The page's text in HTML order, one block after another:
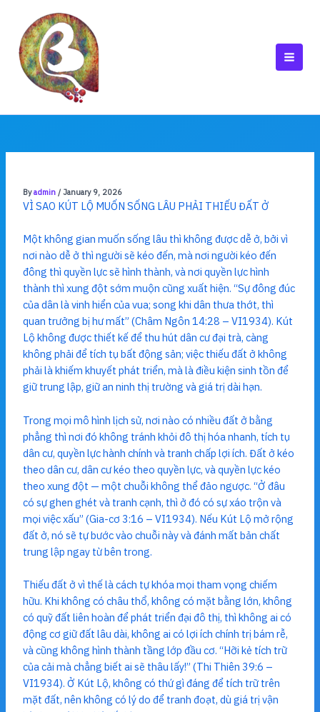
content
Byadmin / January 9, 2026
VÌ SAO KÚT LỘ MUỐN SỐNG LÂU PHẢI THIẾU ĐẤT Ở
Một không gian muốn sống lâu thì không được dễ ở, bởi vì
nơi nào dễ ở thì người sẽ kéo đến, mà nơi người kéo đến
đông thì quyền lực sẽ hình thành, và nơi quyền lực hình
thành thì xung đột sớm muộn cũng xuất hiện. “Sự đông đúc
của dân là vinh hiển của vua; song khi dân thưa thớt, thì
quan trưởng bị hư mất” (Châm Ngôn 14:28 – VI1934). Kút
Lộ không được thiết kế để thu hút dân cư đại trà, càng
không phải để tích tụ bất động sản; việc thiếu đất ở không
phải là khiếm khuyết phát triển, mà là điều kiện sinh tồn để
giữ trung lập, giữ an ninh thị trường và giá trị dài hạn.
Trong mọi mô hình lịch sử, nơi nào có nhiều đất ở bằng
phẳng thì nơi đó không tránh khỏi đô thị hóa nhanh, tích tụ
dân cư, quyền lực hành chính và tranh chấp lợi ích. Đất ở kéo
theo dân cư, dân cư kéo theo quyền lực, và quyền lực kéo
theo xung đột — một chuỗi không thể đảo ngược. “Ở đâu
có sự ghen ghét và tranh cạnh, thì ở đó có sự xáo trộn và
mọi việc xấu” (Gia-cơ 3:16 – VI1934). Nếu Kút Lộ mở rộng
đất ở, nó sẽ tự bước vào chuỗi này và đánh mất bản chất
trung lập ngay từ bên trong.
Thiếu đất ở vì thế là cách tự khóa mọi tham vọng chiếm
hữu. Khi không có châu thổ, không có mặt bằng lớn, không
có quỹ đất liên hoàn để phát triển đại đô thị, thì không ai có
động cơ giữ đất lâu dài, không ai có lợi ích chính trị bám rễ,
và cũng không hình thành tầng lớp đầu cơ. “Hỡi kẻ tích trữ
của cải mà chẳng biết ai sẽ thâu lấy!” (Thi Thiên 39:6 –
VI1934). Ở Kút Lộ, không có thứ gì đáng để tích trữ trên
mặt đất, nên không có lý do để tranh đoạt, dù giá trị vận